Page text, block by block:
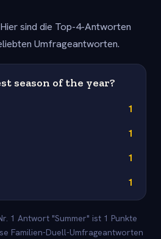
sind die Top-4-Antworten
Umfrageantworten.
season of the year?
1
1
1
1
1 Antwort "Summer" ist 1 Punkte
Familien-Duell-Umfrageantworten